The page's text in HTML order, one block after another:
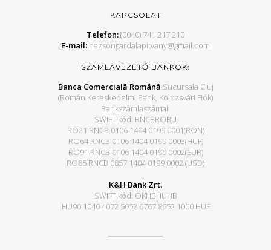
KAPCSOLAT
Telefon:(0040) 741 217 210
E-mail: hazsongardalapitvany@gmail.com
SZÁMLAVEZETŐ BANKOK:
Banca Comercială Română Sucursala Cluj
(Román Kereskedelmi Bank, Kolozsvári Fiók)
Bankszámlaszámai:
SWIFT kód: RNCBROBU
RO21 RNCB 0106 1404 0199 0001(RON)
RO64 RNCB 0106 1404 0199 0003(HUF)
RO91 RNCB 0106 1404 0199 0002(EUR)
RO85 RNCB 0857 1404 0199 0002 (USD)
K&H Bank Zrt.
SWIFT kód: OKHBHUHB
HU90 1040 4072 5052 6767 8652 1000 HUF